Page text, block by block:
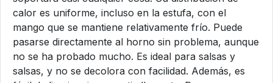
calor es uniforme, incluso en la estufa, con el
mango que se mantiene relativamente frío. Puede
pasarse directamente al horno sin problema, aunque
no se ha probado mucho. Es ideal para salsas y
salsas, y no se decolora con facilidad. Además, es